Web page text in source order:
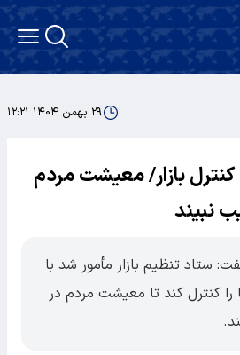
۲۹ بهمن ۱۴۰۴ ۱۲:۲۱
بازار/ معیشت مردم
نبیند
ستاد تنظیم بازار مأمور شد با
کنترل کند تا معیشت مردم در